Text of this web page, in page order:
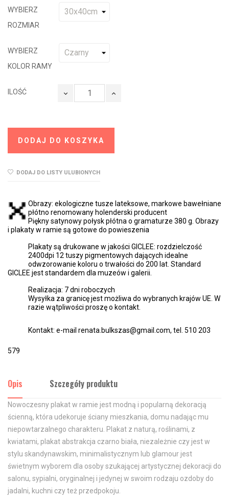
WYBIERZ
ROZMIAR
WYBIERZ
KOLOR RAMY
ILOŚĆ
DODAJ DO KOSZYKA
DODAJ DO LISTY ULUBIONYCH
Obrazy: ekologiczne tusze lateksowe, markowe bawełniane
płótno renomowany holenderski producent
Piękny satynowy połysk płótna o gramaturze 380 g. Obrazy
i plakaty w ramie są gotowe do powieszenia
Plakaty są drukowane w jakości GICLEE: rozdzielczość
2400dpi 12 tuszy pigmentowych dających idealne
odwzorowanie koloru o trwałości do 200 lat. Standard
GICLEE jest standardem dla muzeów i galerii.
Realizacja: 7 dni roboczych
Wysyłka za granicę jest możliwa do wybranych krajów UE. W
razie wątpliwości proszę o kontakt.
Kontakt: e-mail renata.bulkszas@gmail.com, tel. 510 203
579
Opis Szczegóły produktu
Nowoczesny plakat w ramie jest modną i popularną dekoracją
ścienną, która udekoruje ściany mieszkania, domu nadając mu
niepowtarzalnego charakteru. Plakat z naturą, roślinami, z
kwiatami, plakat abstrakcja czarno biała, niezależnie czy jest w
stylu skandynawskim, minimalistycznym lub glamour jest
świetnym wyborem dla osoby szukającej artystycznej dekoracji do
salonu, sypialni, oryginalnej i jedynej w swoim rodzaju ozdoby do
jadalni, kuchni czy też przedpokoju.